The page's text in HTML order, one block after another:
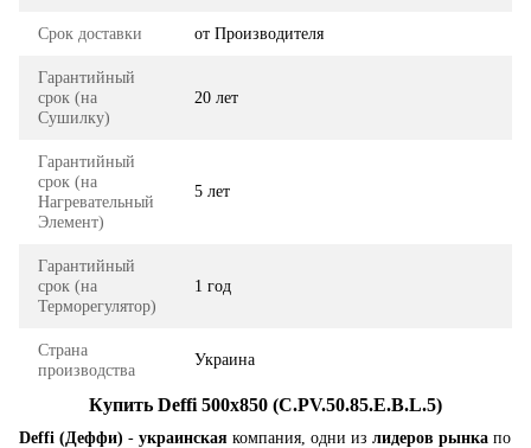
Срок доставки от Производителя
Гарантийный
срок (на
Сушилку)
20 лет
Гарантийный
срок (на
Нагревательный
Элемент)
5 лет
Гарантийный
срок (на
Терморегулятор)
1 год
Страна
производства
Украина
Купить Deffi 500x850 (C.PV.50.85.E.B.L.5)
Deffi (Деффи) - украинская компания, одни из лидеров рынка по